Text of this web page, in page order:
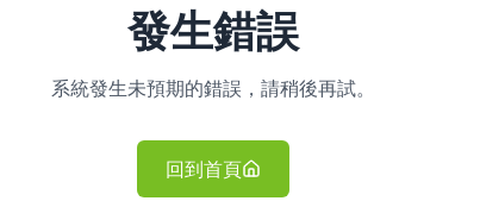
發生錯誤
系統發生未預期的錯誤，請稍後再試。
回到首頁